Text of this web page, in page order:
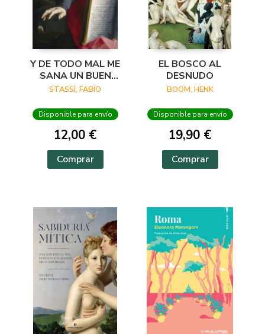
Y DE TODO MAL ME
SANA UN BUEN
VERSO
STASSI, FABIO
Disponible para envío
12,00 €
Comprar
EL BOSCO AL
DESNUDO
BOOM, HENK
Disponible para envío
19,90 €
Comprar